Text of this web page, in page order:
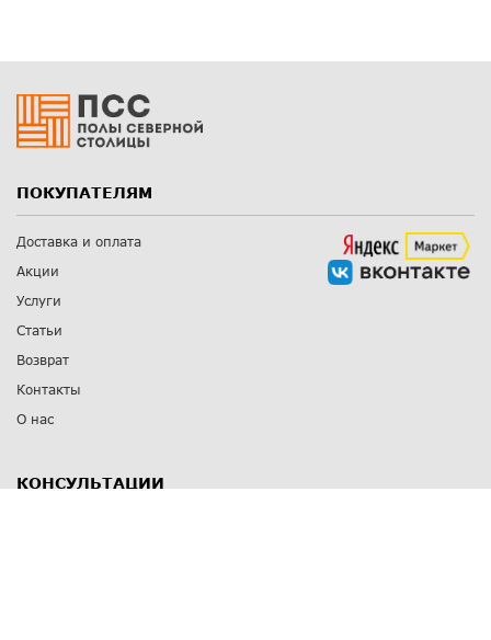
ПОКУПАТЕЛЯМ
Доставка и оплата
Акции
Услуги
Статьи
Возврат
Контакты
О нас
КОНСУЛЬТАЦИИ